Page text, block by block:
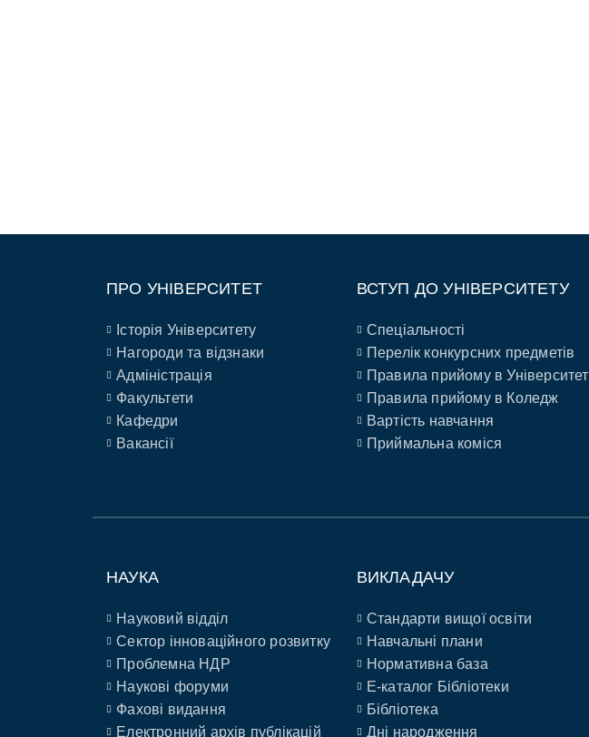
ПРО УНІВЕРСИТЕТ
Історія Університету
Нагороди та відзнаки
Адміністрація
Факультети
Кафедри
Вакансії
ВСТУП ДО УНІВЕРСИТЕТУ
Спеціальності
Перелік конкурсних предметів
Правила прийому в Університет
Правила прийому в Коледж
Вартість навчання
Приймальна коміся
НАУКА
Науковий відділ
Сектор інноваційного розвитку
Проблемна НДР
Наукові форуми
Фахові видання
Електронний архів публікацій
ВИКЛАДАЧУ
Стандарти вищої освіти
Навчальні плани
Нормативна база
E-каталог Бібліотеки
Бібліотека
Дні народження